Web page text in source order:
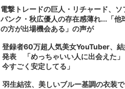
電撃トレードの巨人・リチャード、ソ
バンク・秋広優人の存在感薄れ...「他
の方が出場機会ある」の声が
登録者60万超人気美女YouTuber、
発表 「めっちゃいい人に出会えた
今すごく安定してる」
羽生結弦、美しいブルー基調の衣装